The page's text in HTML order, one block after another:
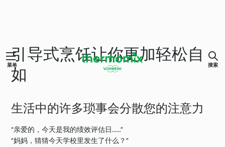
菜单 搜索
引导式烹饪让你更加轻松自
如
生活中的许多琐事会分散您的注意力
“亲爱的，今天是我的绩效评估日……”
“妈妈，猜猜今天学校里发生了什么？”